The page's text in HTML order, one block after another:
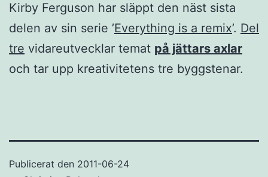
Kirby Ferguson har släppt den näst sista
delen av sin serie ’Everything is a remix’. Del
tre vidareutvecklar temat på jättars axlar
och tar upp kreativitetens tre byggstenar.
Publicerat den 2011-06-24